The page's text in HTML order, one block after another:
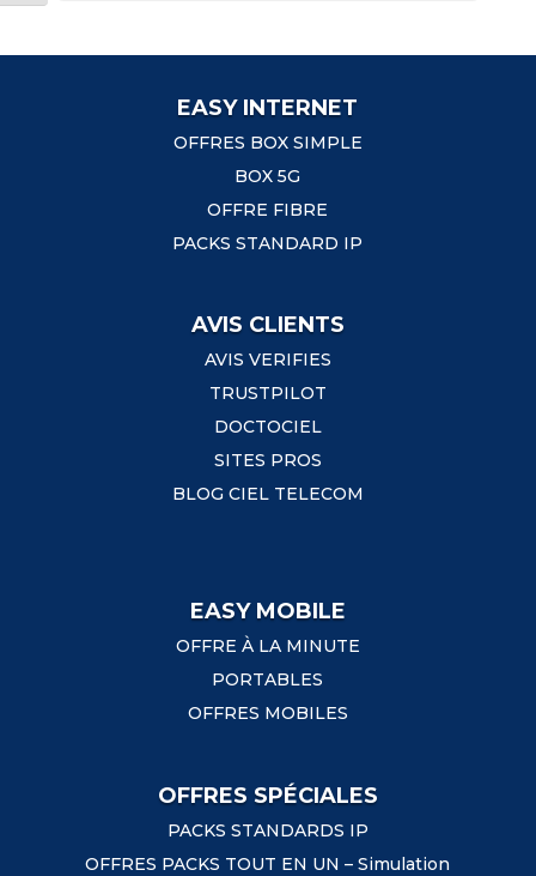
EASY INTERNET
OFFRES BOX SIMPLE
BOX 5G
OFFRE FIBRE
PACKS STANDARD IP
AVIS CLIENTS
AVIS VERIFIES
TRUSTPILOT
DOCTOCIEL
SITES PROS
BLOG CIEL TELECOM
EASY MOBILE
OFFRE À LA MINUTE
PORTABLES
OFFRES MOBILES
OFFRES SPÉCIALES
PACKS STANDARDS IP
OFFRES PACKS TOUT EN UN – Simulation